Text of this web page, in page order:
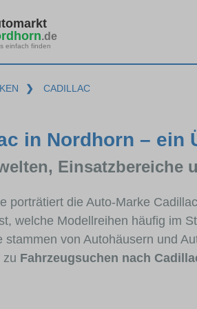
.de
einfach finden
❯ CADILLAC
in Nordhorn – ein
Einsatzbereiche
porträtiert die Auto-Marke
welche Modellreihen häufig im
stammen von Autohäusern und
zu Fahrzeugsuchen nach